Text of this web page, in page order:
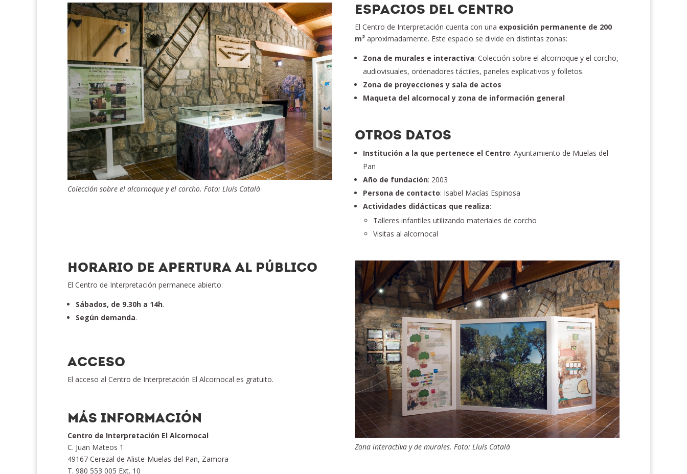
Colección sobre el alcornoque y el corcho. Foto: Lluís Català
ESPACIOS DEL CENTRO
El Centro de Interpretación cuenta con una exposición permanente de 200
m²aproximadamente. Este espacio se divide en distintas zonas:
Zona de murales e interactiva: Colección sobre el alcornoque y el corcho,
audiovisuales, ordenadores táctiles, paneles explicativos y folletos.
Zona de proyecciones y sala de actos
Maqueta del alcornocal y zona de información general
OTROS DATOS
Institución a la que pertenece el Centro: Ayuntamiento de Muelas del
Pan
Año de fundación: 2003
Persona de contacto: Isabel Macías Espinosa
Actividades didácticas que realiza:
Talleres infantiles utilizando materiales de corcho
Visitas al alcornocal
HORARIO DE APERTURA AL PÚBLICO
El Centro de Interpretación permanece abierto:
Sábados, de 9.30h a 14h.
Según demanda.
ACCESO
El acceso al Centro de Interpretación El Alcornocal es gratuito.
MÁS INFORMACIÓN
Centro de Interpretación El Alcornocal
C. Juan Mateos 1
49167 Cerezal de Aliste-Muelas del Pan, Zamora
T. 980 553 005 Ext. 10
Zona interactiva y de murales. Foto: Lluís Català